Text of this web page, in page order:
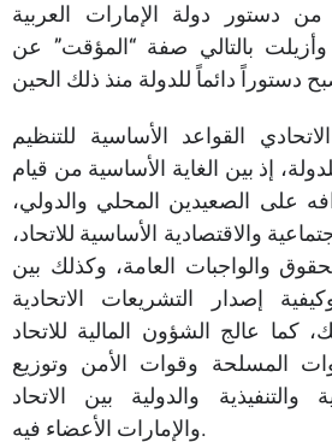
من دستور دولة الإمارات العربية
وأزيلت بالتالي صفة “المؤقت” عن
القواعد الأساسية للتنظيم
إذ بين الغاية الأساسية من قيام
على الصعيدين المحلي والدولي،
والاقتصادية الأساسية للاتحاد،
والواجبات العامة، وكذلك بين
إصدار التشريعات الاتحادية
كما عالج الشؤون المالية للاتحاد
المسلحة وقوات الأمن وتوزيع
والتنفيذية والدولية بين الاتحاد
والإمارات الأعضاء فيه.